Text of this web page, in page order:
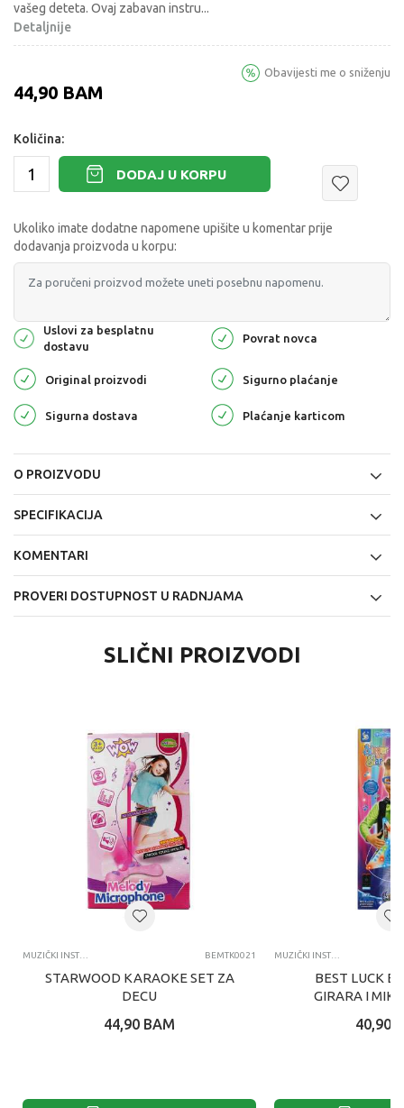
vašeg deteta. Ovaj zabavan instru...
Detaljnije
44,90 BAM
Obavijesti me o sniženju
Količina:
DODAJ U KORPU
Ukoliko imate dodatne napomene upišite u komentar prije
dodavanja proizvoda u korpu:
Uslovi za besplatnu
dostavu
Povrat novca
Original proizvodi Sigurno plaćanje
Sigurna dostava Plaćanje karticom
O PROIZVODU
SPECIFIKACIJA
KOMENTARI
PROVERI DOSTUPNOST U RADNJAMA
SLIČNI PROIZVODI
MUZIČKI INSTRUMENTI BEMTK0021
STARWOOD KARAOKE SET ZA
DECU
44,90 BAM
MUZIČKI INSTRUMENTI
BEST LUCK
GIRARA I
40,90